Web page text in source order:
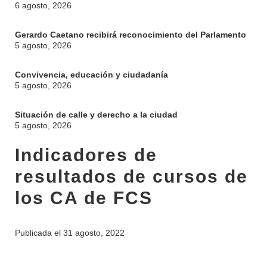
INSTITUCIONAL
DEPARTAMENTOS
ENSEÑANZA
INVESTIGACIÓN
EXTENSIÓN
OFERTA DE GRADO
EDUCACIÓN PERMANENTE
6 agosto, 2026
Gerardo Caetano recibirá reconocimiento del Parlamento
5 agosto, 2026
Convivencia, educación y ciudadanía
5 agosto, 2026
Situación de calle y derecho a la ciudad
5 agosto, 2026
Indicadores de
resultados de cursos de
los CA de FCS
Publicada el 31 agosto, 2022